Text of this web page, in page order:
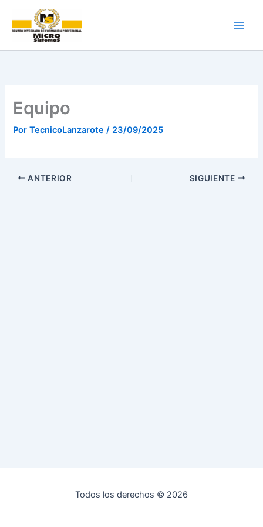
contenido
Equipo
PorTecnicoLanzarote/ 23/09/2025
ANTERIOR SIGUIENTE
Todos los derechos © 2026